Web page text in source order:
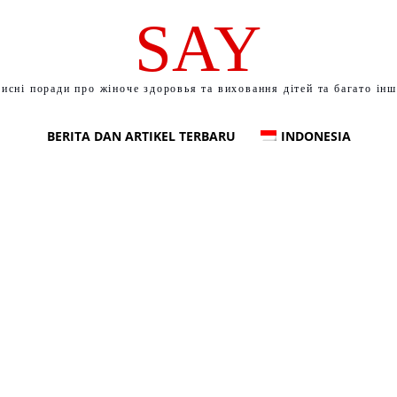
SAY
поради про жіноче здоровья та виховання дітей та багато
BERITA DAN ARTIKEL TERBARU INDONESIA